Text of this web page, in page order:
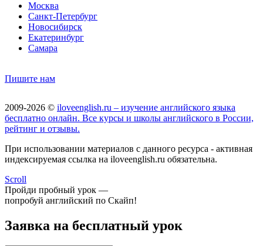
Москва
Санкт-Петербург
Новосибирск
Екатеринбург
Самара
Пишите нам
2009-2026 © iloveenglish.ru – изучение английского языка
бесплатно онлайн. Все курсы и школы английского в России,
рейтинг и отзывы.
При использовании материалов с данного ресурса - активная
индексируемая ссылка на iloveenglish.ru обязательна.
Scroll
Пройди пробный урок —
попробуй английский по Скайп!
Заявка на бесплатный урок